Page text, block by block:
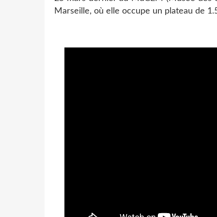
Marseille, où elle occupe un plateau de